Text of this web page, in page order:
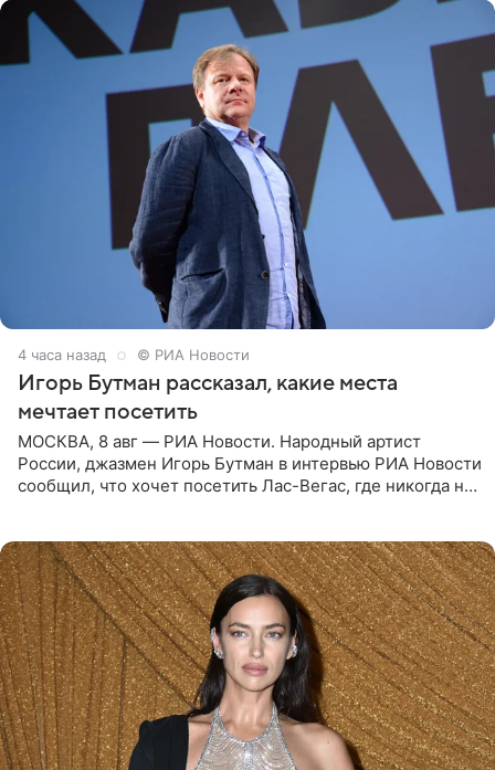
4 часа назад © РИА Новости
Игорь Бутман рассказал, какие места
мечтает посетить
МОСКВА, 8 авг — РИА Новости. Народный артист
России, джазмен Игорь Бутман в интервью РИА Новости
сообщил, что хочет посетить Лас-Вегас, где никогда не